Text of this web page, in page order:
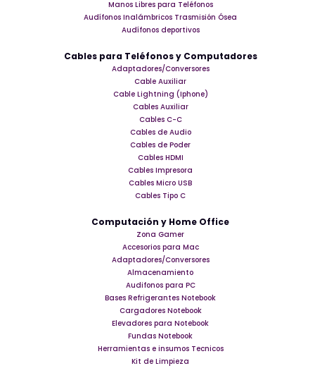
Manos Libres para Teléfonos
Audífonos Inalámbricos Trasmisión Ósea
Audífonos deportivos
Cables para Teléfonos y Computadores
Adaptadores/Conversores
Cable Auxiliar
Cable Lightning (Iphone)
Cables Auxiliar
Cables C-C
Cables de Audio
Cables de Poder
Cables HDMI
Cables Impresora
Cables Micro USB
Cables Tipo C
Computación y Home Office
Zona Gamer
Accesorios para Mac
Adaptadores/Conversores
Almacenamiento
Audifonos para PC
Bases Refrigerantes Notebook
Cargadores Notebook
Elevadores para Notebook
Fundas Notebook
Herramientas e insumos Tecnicos
Kit de Limpieza